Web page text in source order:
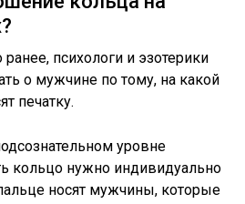
психологи и эзотерики
о мужчине по тому, на какой
печатку.
уровне
кольцо нужно индивидуально
носят мужчины, которые